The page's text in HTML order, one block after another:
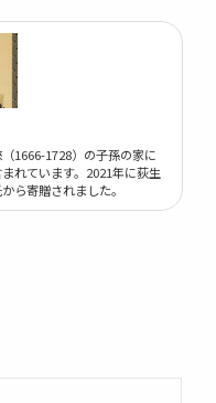
1666-1728）の子孫の家に
れています。2021年に荻生
ら寄贈されました。